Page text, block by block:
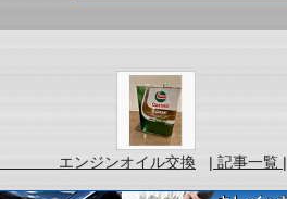
エンジンオイル交換 | 記事一覧 |